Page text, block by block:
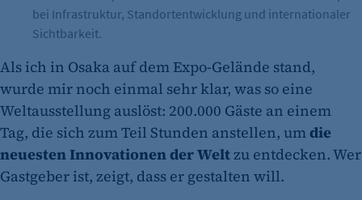
bei Infrastruktur, Standortentwicklung und internationaler
Sichtbarkeit.
Als ich in Osaka auf dem Expo-Gelände stand,
wurde mir noch einmal sehr klar, was so eine
Weltausstellung auslöst: 200.000 Gäste an einem
Tag, die sich zum Teil Stunden anstellen, umdie
neuesten Innovationen der Weltzu entdecken. Wer
Gastgeber ist, zeigt, dass er gestalten will.